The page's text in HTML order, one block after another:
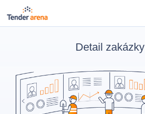
Detail zakázky